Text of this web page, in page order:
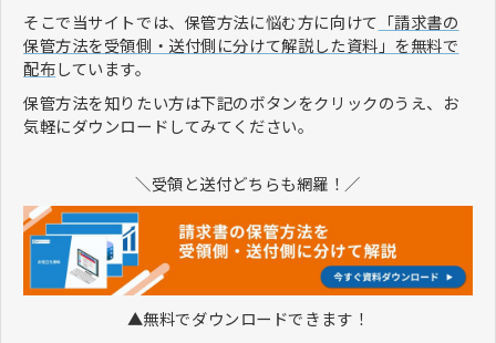
そこで当サイトでは、保管方法に悩む方に向けて 「請求書の
保管方法を受領側・送付側に分けて解説した資料」を無料で
配布しています。
保管方法を知りたい方は下記のボタンをクリックのうえ、お
気軽にダウンロードしてみてください。
＼受領と送付どちらも網羅！／
▲無料でダウンロードできます！